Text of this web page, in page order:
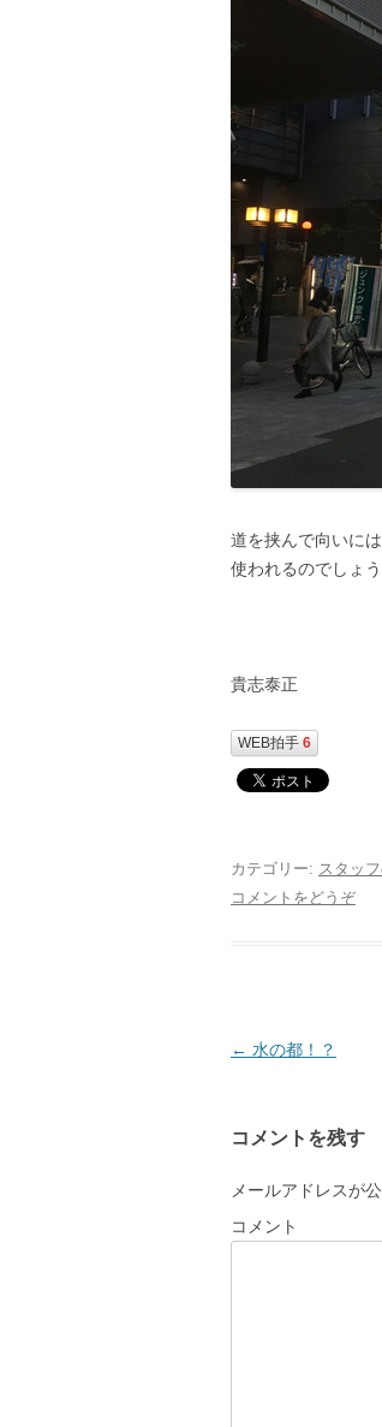
道を挟んで向いに
使われるのでしょう
貴志泰正
WEB拍手 6
カテゴリー: スタッ
コメントをどうぞ
投
ビ
ゲ
ー
← 水の都！？
コメントを残す
メールアドレスが
コメント